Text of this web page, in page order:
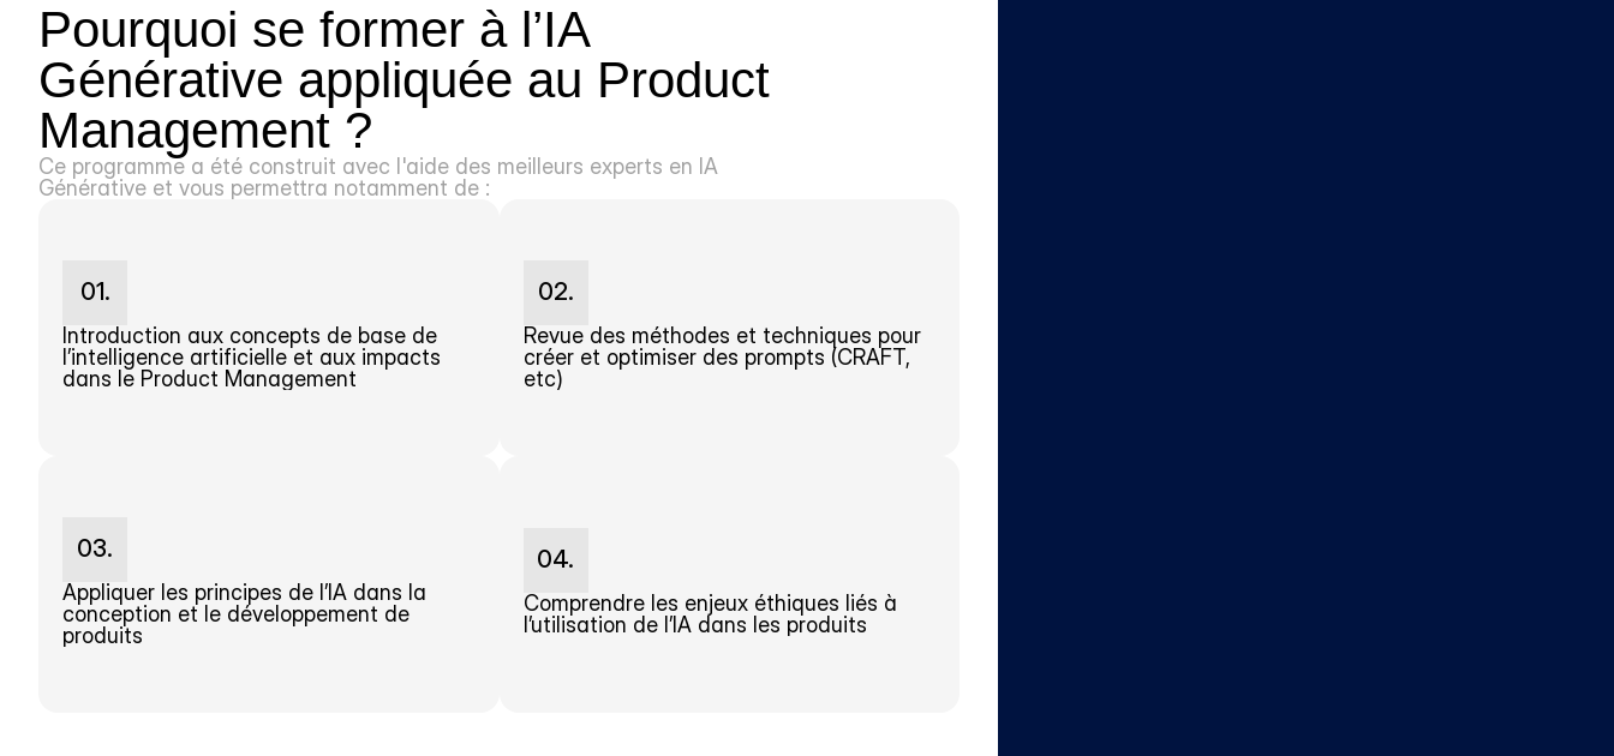
Pourquoi se former à l’IA
Générative appliquée au Product
Management ?
Ce programme a été construit avec l'aide des meilleurs experts en IA
Générative et vous permettra notamment de :
01.
Introduction aux concepts de base de
l’intelligence artificielle et aux impacts
dans le Product Management
02.
Revue des méthodes et techniques pour
créer et optimiser des prompts (CRAFT,
etc)
03.
Appliquer les principes de l’IA dans la
conception et le développement de
produits
04.
Comprendre les enjeux éthiques liés à
l’utilisation de l’IA dans les produits